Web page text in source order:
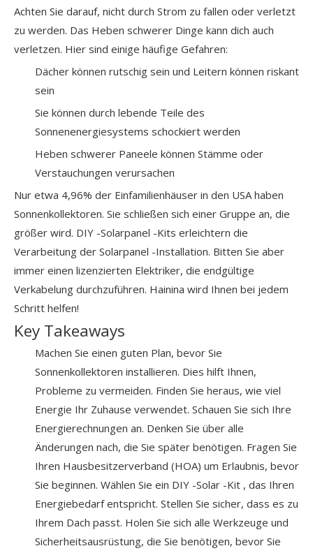
Achten Sie darauf, nicht durch Strom zu fallen oder verletzt
zu werden. Das Heben schwerer Dinge kann dich auch
verletzen. Hier sind einige häufige Gefahren:
Dächer können rutschig sein und Leitern können riskant
sein
Sie können durch lebende Teile des
Sonnenenergiesystems schockiert werden
Heben schwerer Paneele können Stämme oder
Verstauchungen verursachen
Nur etwa 4,96% der Einfamilienhäuser in den USA haben
Sonnenkollektoren. Sie schließen sich einer Gruppe an, die
größer wird. DIY -Solarpanel -Kits erleichtern die
Verarbeitung der Solarpanel -Installation. Bitten Sie aber
immer einen lizenzierten Elektriker, die endgültige
Verkabelung durchzuführen. Hainina wird Ihnen bei jedem
Schritt helfen!
Key Takeaways
Machen Sie einen guten Plan, bevor Sie
Sonnenkollektoren installieren. Dies hilft Ihnen,
Probleme zu vermeiden. Finden Sie heraus, wie viel
Energie Ihr Zuhause verwendet. Schauen Sie sich Ihre
Energierechnungen an. Denken Sie über alle
Änderungen nach, die Sie später benötigen. Fragen Sie
Ihren Hausbesitzerverband (HOA) um Erlaubnis, bevor
Sie beginnen. Wählen Sie ein DIY -Solar -Kit , das Ihren
Energiebedarf entspricht. Stellen Sie sicher, dass es zu
Ihrem Dach passt. Holen Sie sich alle Werkzeuge und
Sicherheitsausrüstung, die Sie benötigen, bevor Sie